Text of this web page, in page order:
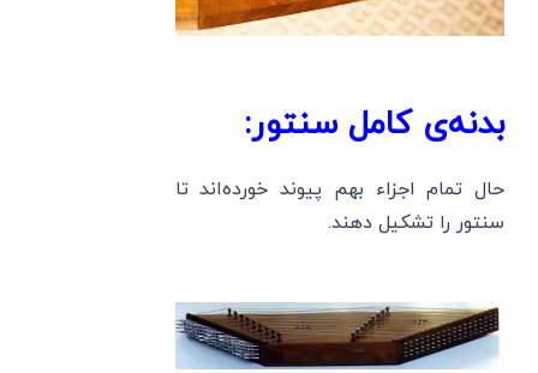
بدنه‌ی کامل سنتور:
حال تمام اجزاء بهم پیوند خورده‌اند تا
سنتور را تشکیل دهند.